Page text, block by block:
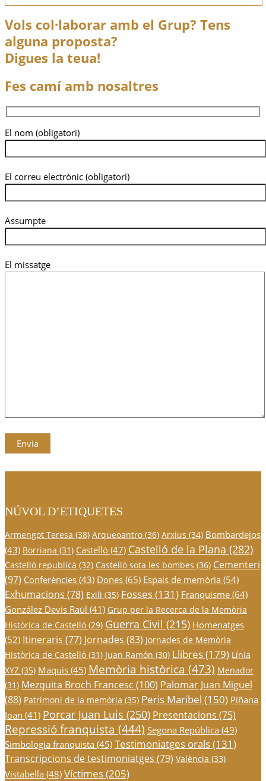
Vols col·laborar amb el Grup? Tens
alguna proposta?
Digues la teua!
Fes camí amb nosaltres
El nom (obligatori)
El correu electrònic (obligatori)
Assumpte
El missatge
NÚVOL D’ETIQUETES
Armengot Teresa (38) Arqueoantro (36) Arxius (34) Bombardejos
(43) Borriana (31) Castelló (47) Castelló de la Plana (282)
Castelló republicà (32) Castelló sota les bombes (36) Cementeri
(97) Conferències (43) Dones(65) Espais de memòria (54)
Exhumacions (78) Exili (35) Fosses(131) Franquisme(64)
González Devis Raül (41) Grup per la Recerca de la Memòria
Històrica de Castelló (29) Guerra Civil (215) Homenatges
(52) Itineraris (77) Jornades (83) Jornades de Memòria
Històrica de Castelló (31) Juan Ramón (30) Llibres(179) Línia
XYZ (35) Maquis (45) Memòria històrica (473) Menador
(31) Mezquita Broch Francesc (100) Palomar Juan Miguel
(88) Patrimoni de la memòria (35) Peris Maribel (150) Piñana
Joan (41) Porcar Juan Luis (250) Presentacions (75)
Repressió franquista (444) Segona República (49)
Simbologia franquista (45) Testimoniatges orals(131)
Transcripcions de testimoniatges (79) València (33)
Vistabella (48) Víctimes(205)